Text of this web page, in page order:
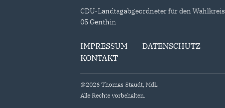
CDU-Landtagabgeordneter für den Wahlkreis
05 Genthin
IMPRESSUM
DATENSCHUTZ
KONTAKT
@2026 Thomas Staudt, MdL
Alle Rechte vorbehalten.